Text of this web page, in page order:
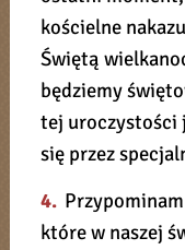
kościelne
Świętą
będziemy
tej uroczystości
się przez
4.
które w naszej